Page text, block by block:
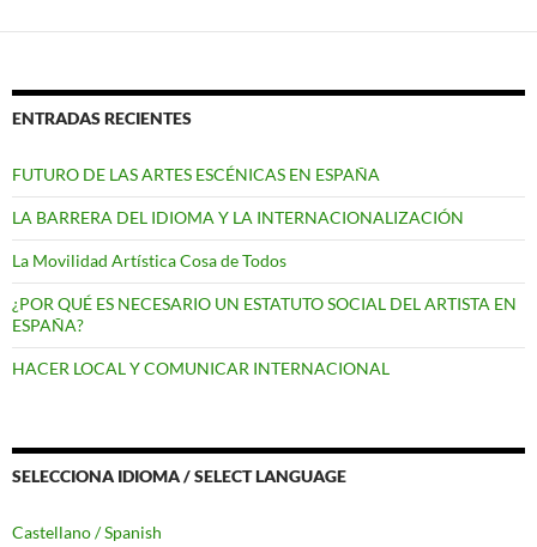
ENTRADAS RECIENTES
FUTURO DE LAS ARTES ESCÉNICAS EN ESPAÑA
LA BARRERA DEL IDIOMA Y LA INTERNACIONALIZACIÓN
La Movilidad Artística Cosa de Todos
¿POR QUÉ ES NECESARIO UN ESTATUTO SOCIAL DEL ARTISTA EN
ESPAÑA?
HACER LOCAL Y COMUNICAR INTERNACIONAL
SELECCIONA IDIOMA / SELECT LANGUAGE
Castellano / Spanish